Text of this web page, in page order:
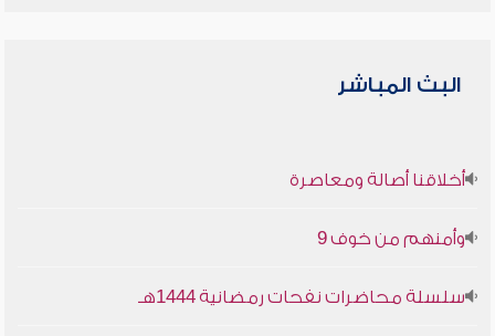
البث المباشر
أخلاقنا أصالة ومعاصرة
وأمنهم من خوف 9
سلسلة محاضرات نفحات رمضانية 1444هـ